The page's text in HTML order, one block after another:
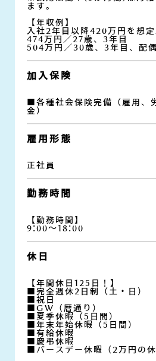
ます。
【年収例】
入社2年目以降420万円を想定
474万円／27歳、3年目
504万円／30歳、3年目、配
加入保険
■各種社会保険完備（雇用、
金）
雇用形態
正社員
勤務時間
【勤務時間】
9:00～18:00
休日
【年間休日125日！】
■完全週休2日制（土・日）
■祝日
■GW（暦通り）
■夏季休暇（5日間）
■年末年始休暇（5日間）
■有給休暇
■慶弔休暇
■バースデー休暇（2万円の休